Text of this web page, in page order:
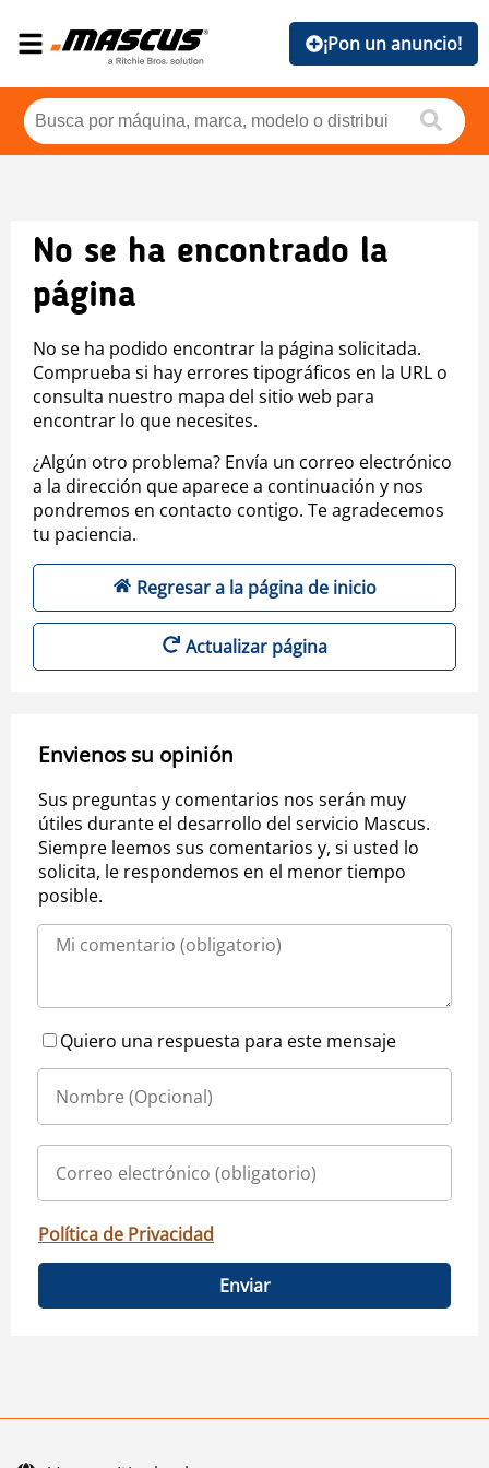
¡Pon un anuncio!
No se ha encontrado la
página
No se ha podido encontrar la página solicitada.
Comprueba si hay errores tipográficos en la URL o
consulta nuestro mapa del sitio web para
encontrar lo que necesites.
¿Algún otro problema? Envía un correo electrónico
a la dirección que aparece a continuación y nos
pondremos en contacto contigo. Te agradecemos
tu paciencia.
Regresar a la página de inicio
Actualizar página
Envienos su opinión
Sus preguntas y comentarios nos serán muy
útiles durante el desarrollo del servicio Mascus.
Siempre leemos sus comentarios y, si usted lo
solicita, le respondemos en el menor tiempo
posible.
Quiero una respuesta para este mensaje
Política de Privacidad
Enviar